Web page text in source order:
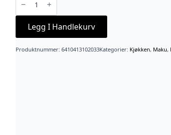
gull
Legg I Handlekurv
Produktnummer: 6410413102033Kategorier: Kjøkken, Maku,